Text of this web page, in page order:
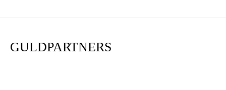
GULDPARTNERS